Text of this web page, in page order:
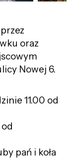
oraz
Nowej 6.
11.00 od
pań i koła